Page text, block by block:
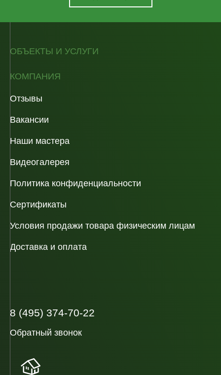
ОБЪЕКТЫ И УСЛУГИ
КОМПАНИЯ
Отзывы
Вакансии
Наши мастера
Видеогалерея
Политика конфиденциальности
Сертификаты
Условия продажи товара физическим лицам
Доставка и оплата
8 (495) 374-70-22
Обратный звонок